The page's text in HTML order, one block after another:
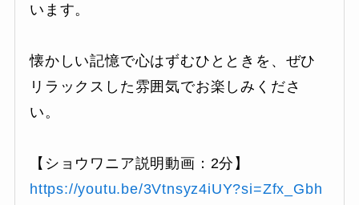
います。
懐かしい記憶で心はずむひとときを、ぜひ
リラックスした雰囲気でお楽しみくださ
い。
【ショウワニア説明動画：2分】
https://youtu.be/3Vtnsyz4iUY?si=Zfx_Gbh